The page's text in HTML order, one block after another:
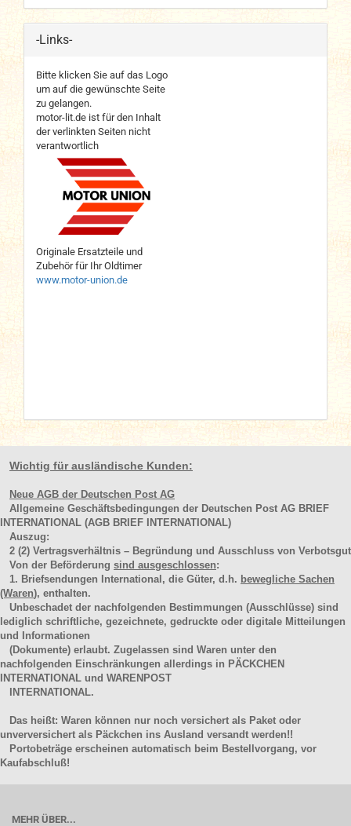
-Links-
Bitte klicken Sie auf das Logo
um auf die gewünschte Seite
zu gelangen.
motor-lit.de ist für den Inhalt
der verlinkten Seiten nicht
verantwortlich
Originale Ersatzteile und
Zubehör für Ihr Oldtimer
www.motor-union.de
Wichtig für ausländische Kunden:
Neue AGB der Deutschen Post AG
Allgemeine Geschäftsbedingungen der Deutschen Post AG BRIEF
INTERNATIONAL (AGB BRIEF INTERNATIONAL)
Auszug:
2 (2) Vertragsverhältnis – Begründung und Ausschluss von Verbotsgut
Von der Beförderung sind ausgeschlossen:
1. Briefsendungen International, die Güter, d.h. bewegliche Sachen
(Waren), enthalten.
Unbeschadet der nachfolgenden Bestimmungen (Ausschlüsse) sind
lediglich schriftliche, gezeichnete, gedruckte oder digitale Mitteilungen
und Informationen
(Dokumente) erlaubt. Zugelassen sind Waren unter den
nachfolgenden Einschränkungen allerdings in PÄCKCHEN
INTERNATIONAL und WARENPOST
INTERNATIONAL.
Das heißt: Waren können nur noch versichert als Paket oder
unverversichert als Päckchen ins Ausland versandt werden!!
Portobeträge erscheinen automatisch beim Bestellvorgang, vor
Kaufabschluß!
MEHR ÜBER...